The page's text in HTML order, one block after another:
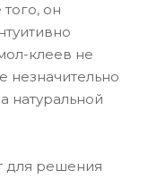
он
клеев не
незначительно
натуральной
для решения